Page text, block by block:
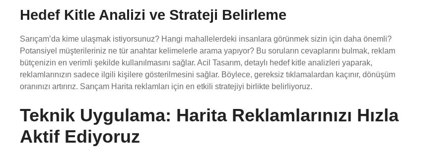
Hedef Kitle Analizi ve Strateji Belirleme
Sarıçam’da kime ulaşmak istiyorsunuz? Hangi mahallelerdeki insanlara görünmek sizin için daha önemli?
Potansiyel müşterileriniz ne tür anahtar kelimelerle arama yapıyor? Bu soruların cevaplarını bulmak, reklam
bütçenizin en verimli şekilde kullanılmasını sağlar. Acil Tasarım, detaylı hedef kitle analizleri yaparak,
reklamlarınızın sadece ilgili kişilere gösterilmesini sağlar. Böylece, gereksiz tıklamalardan kaçınır, dönüşüm
oranınızı artırırız. Sarıçam Harita reklamları için en etkili stratejiyi birlikte belirliyoruz.
Teknik Uygulama: Harita Reklamlarınızı Hızla
Aktif Ediyoruz